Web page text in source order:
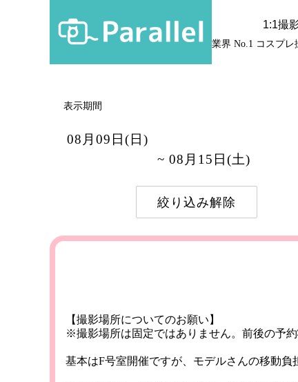
1:1撮
業界 No.1 コスプ
表示期間
08月09日(日)
~ 08月15日(土)
【撮影場所についてのお願い】
※撮影場所は固定ではありません。前後の予
基本はF号室開催ですが、モデルさんの移動